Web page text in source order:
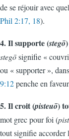
de se réjouir avec
Phil 2:17, 18).
4. Il supporte (stegō
stegōsignifie «
ou « supporter »,
9:12penche en
5. Il croit (pisteuō)
mot grec pour foi (
tout signifie accorder